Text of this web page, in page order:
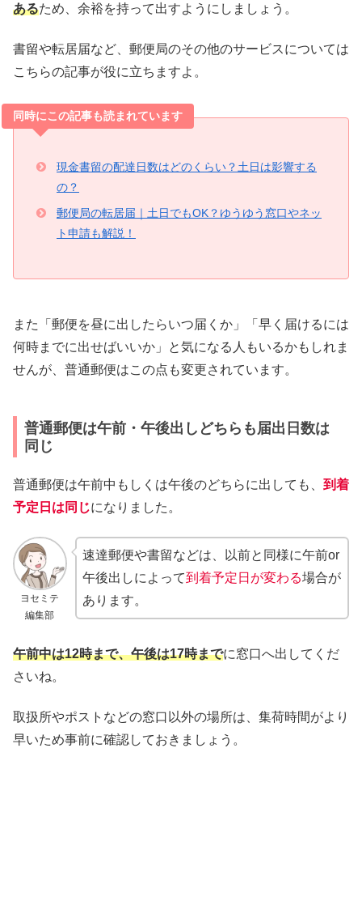
あるため、余裕を持って出すようにしましょう。
書留や転居届など、郵便局のその他のサービスについては
こちらの記事が役に立ちますよ。
同時にこの記事も読まれています
現金書留の配達日数はどのくらい？土日は影響する
の？
郵便局の転居届｜土日でもOK？ゆうゆう窓口やネッ
ト申請も解説！
また「郵便を昼に出したらいつ届くか」「早く届けるには
何時までに出せばいいか」と気になる人もいるかもしれま
せんが、普通郵便はこの点も変更されています。
普通郵便は午前・午後出しどちらも届出日数は
同じ
普通郵便は午前中もしくは午後のどちらに出しても、 到着
予定日は同じになりました。
ヨセミテ
編集部
速達郵便や書留などは、以前と同様に午前or
午後出しによって到着予定日が変わる場合が
あります。
午前中は12時まで、午後は17時までに窓口へ出してくだ
さいね。
取扱所やポストなどの窓口以外の場所は、集荷時間がより
早いため事前に確認しておきましょう。